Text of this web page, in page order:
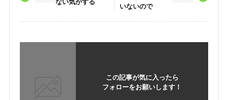
ない気がする
いないので
この記事が気に入ったら
フォローをお願いします！